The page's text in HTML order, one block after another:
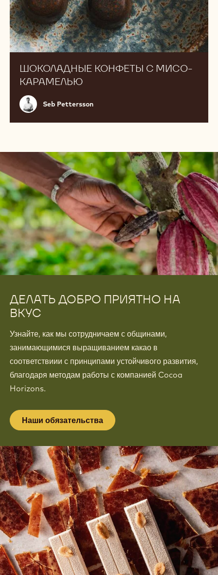
ШОКОЛАДНЫЕ КОНФЕТЫ С МИСО-
КАРАМЕЛЬЮ
Seb
Pettersson
Seb Pettersson
ДЕЛАТЬ ДОБРО ПРИЯТНО НА
ВКУС
Узнайте, как мы сотрудничаем с общинами,
занимающимися выращиванием какао в
соответствиии с принципами устойчивого развития,
благодаря методам работы с компанией Cocoa
Horizons.
Наши обязательства